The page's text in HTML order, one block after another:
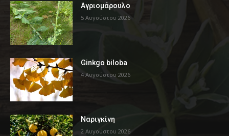
Αγριομάρουλο
5 Αυγούστου 2026
Ginkgo biloba
4 Αυγούστου 2026
Ναριγκίνη
2 Αυγούστου 2026